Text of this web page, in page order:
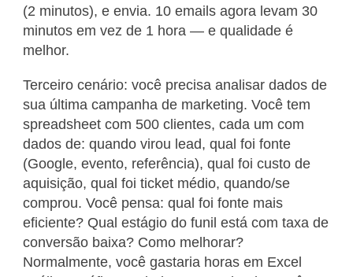
(2 minutos), e envia. 10 emails agora levam 30
minutos em vez de 1 hora — e qualidade é
melhor.
Terceiro cenário: você precisa analisar dados de
sua última campanha de marketing. Você tem
spreadsheet com 500 clientes, cada um com
dados de: quando virou lead, qual foi fonte
(Google, evento, referência), qual foi custo de
aquisição, qual foi ticket médio, quando/se
comprou. Você pensa: qual foi fonte mais
eficiente? Qual estágio do funil está com taxa de
conversão baixa? Como melhorar?
Normalmente, você gastaria horas em Excel